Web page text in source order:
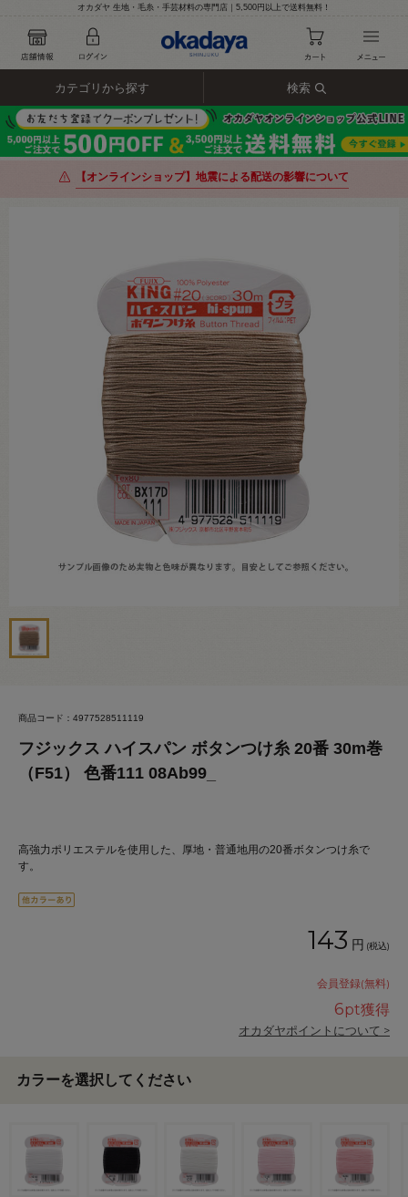
オカダヤ 生地・毛糸・手芸材料の専門店｜5,500円以上で送料無料！
カテゴリから探す 検索
【オンラインショップ】地震による配送の影響について
商品コード：4977528511119
フジックス ハイスパン ボタンつけ糸 20番 30m巻
（F51） 色番111 08Ab99_
高強力ポリエステルを使用した、厚地・普通地用の20番ボタンつけ糸で
す。
143 円 (税込)
会員登録(無料)
6pt獲得
オカダヤポイントについて >
カラーを選択してください